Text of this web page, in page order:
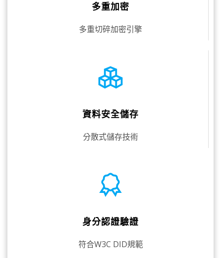
多重加密
多重切碎加密引擎
資料安全儲存
分散式儲存技術
身分認證驗證
符合W3C DID規範